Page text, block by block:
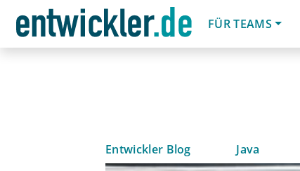
FÜR TEAMS
Entwickler Blog Java